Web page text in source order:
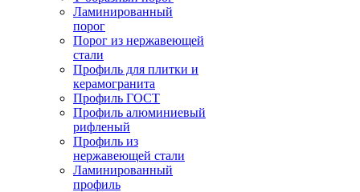
Ламинированный
порог
Порог из нержавеющей
стали
Профиль для плитки и
керамогранита
Профиль ГОСТ
Профиль алюминиевый
рифленый
Профиль из
нержавеющей стали
Ламинированный
профиль